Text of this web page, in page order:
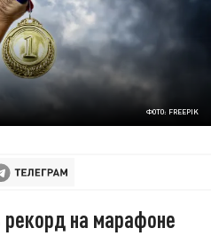
ФОТО: FREEPIK
рекорд на марафоне